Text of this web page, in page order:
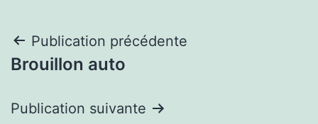
Navigation
de
l’article
Publication précédente
Brouillon auto
Publication suivante